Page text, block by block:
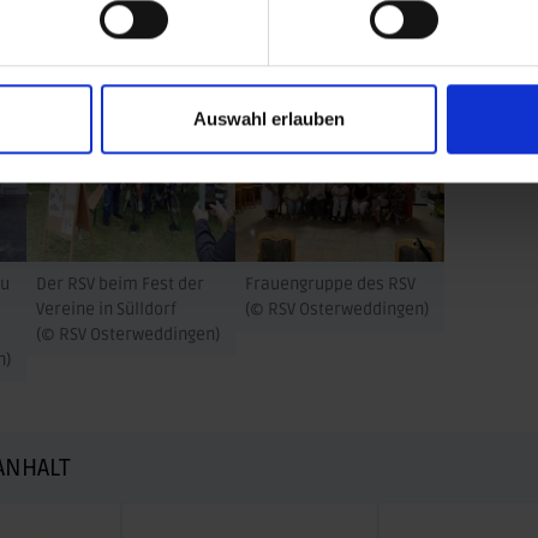
Auswahl erlauben
Der RSV beim Fest der
Vereine in Sülldorf
(© RSV Osterweddingen)
Frauengruppe des RSV
(© RSV Osterweddingen)